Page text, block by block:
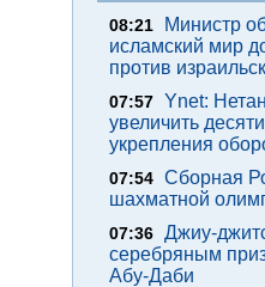
08:21
Министр
исламский мир
против
07:57 Ynet:
увеличить
укрепления
07:54 Сборная
шахматной
07:36 Джиу-
серебряным
Абу-Даби